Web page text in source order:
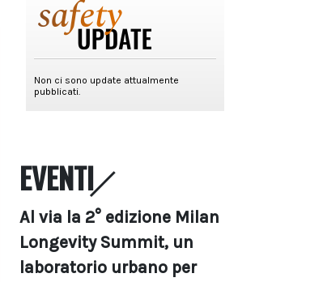
EVENTI
Al via la 2° edizione Milan
Longevity Summit, un
laboratorio urbano per